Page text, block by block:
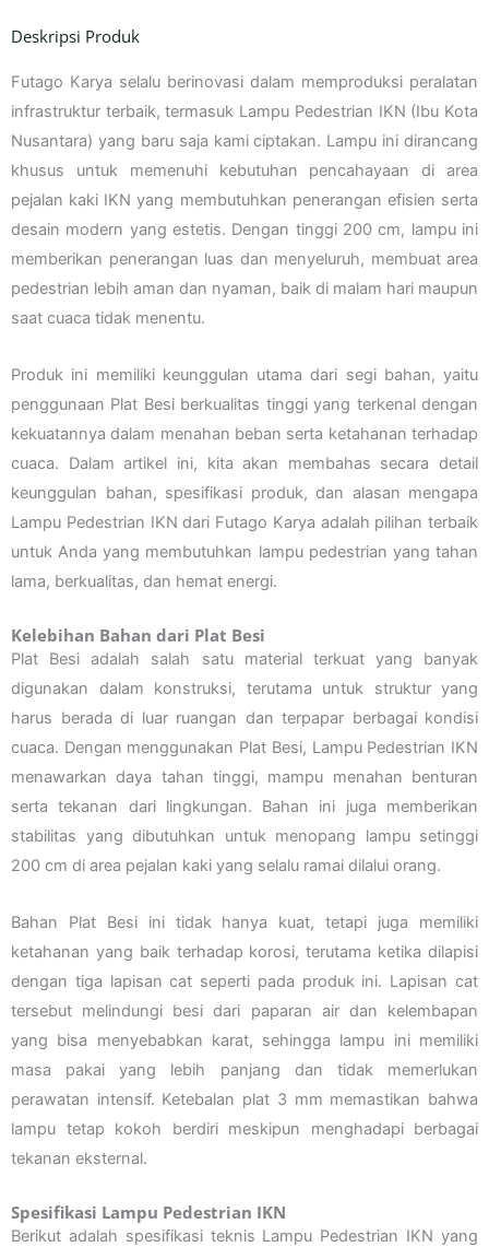
Deskripsi Produk
Futago Karya selalu berinovasi dalam memproduksi peralatan
infrastruktur terbaik, termasuk Lampu Pedestrian IKN (Ibu Kota
Nusantara) yang baru saja kami ciptakan. Lampu ini dirancang
khusus untuk memenuhi kebutuhan pencahayaan di area
pejalan kaki IKN yang membutuhkan penerangan efisien serta
desain modern yang estetis. Dengan tinggi 200 cm, lampu ini
memberikan penerangan luas dan menyeluruh, membuat area
pedestrian lebih aman dan nyaman, baik di malam hari maupun
saat cuaca tidak menentu.
Produk ini memiliki keunggulan utama dari segi bahan, yaitu
penggunaan Plat Besi berkualitas tinggi yang terkenal dengan
kekuatannya dalam menahan beban serta ketahanan terhadap
cuaca. Dalam artikel ini, kita akan membahas secara detail
keunggulan bahan, spesifikasi produk, dan alasan mengapa
Lampu Pedestrian IKN dari Futago Karya adalah pilihan terbaik
untuk Anda yang membutuhkan lampu pedestrian yang tahan
lama, berkualitas, dan hemat energi.
Kelebihan Bahan dari Plat Besi
Plat Besi adalah salah satu material terkuat yang banyak
digunakan dalam konstruksi, terutama untuk struktur yang
harus berada di luar ruangan dan terpapar berbagai kondisi
cuaca. Dengan menggunakan Plat Besi, Lampu Pedestrian IKN
menawarkan daya tahan tinggi, mampu menahan benturan
serta tekanan dari lingkungan. Bahan ini juga memberikan
stabilitas yang dibutuhkan untuk menopang lampu setinggi
200 cm di area pejalan kaki yang selalu ramai dilalui orang.
Bahan Plat Besi ini tidak hanya kuat, tetapi juga memiliki
ketahanan yang baik terhadap korosi, terutama ketika dilapisi
dengan tiga lapisan cat seperti pada produk ini. Lapisan cat
tersebut melindungi besi dari paparan air dan kelembapan
yang bisa menyebabkan karat, sehingga lampu ini memiliki
masa pakai yang lebih panjang dan tidak memerlukan
perawatan intensif. Ketebalan plat 3 mm memastikan bahwa
lampu tetap kokoh berdiri meskipun menghadapi berbagai
tekanan eksternal.
Spesifikasi Lampu Pedestrian IKN
Berikut adalah spesifikasi teknis Lampu Pedestrian IKN yang